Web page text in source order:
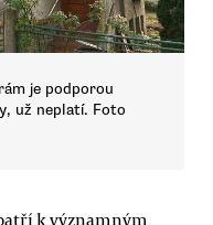
je podporou
už neplatí. Foto
k významným